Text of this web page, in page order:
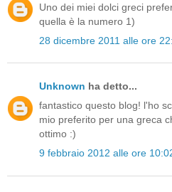
Uno dei miei dolci greci
quella è la numero 1)
28 dicembre 2011 alle ore
Unknown ha detto...
fantastico questo blog! l'ho
mio preferito per una greca
ottimo :)
9 febbraio 2012 alle ore